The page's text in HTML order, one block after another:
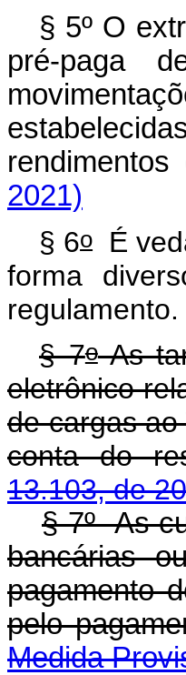
§ 5º O
pré-paga
rendimentos
2021)
§ 6o
É
forma
regulamento.
§ 7oAs
eletrônico
de cargas
conta do
13.103, de
§ 7º As
bancárias
pagamento
pelo
Medida